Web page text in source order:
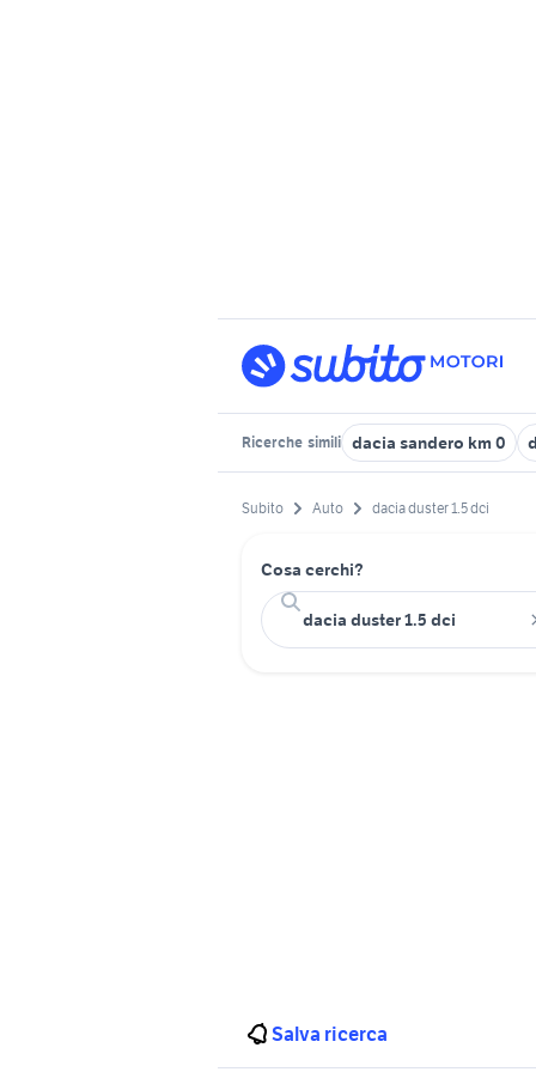
Ricerche simili dacia sandero km 0
Subito Auto dacia duster 1.5 dci
Cosa cerchi?
Salva ricerca